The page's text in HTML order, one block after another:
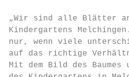
„Wir sind alle Blätter
Kindergartens
nur, wenn viele
auf das richtige
Mit dem Bild des